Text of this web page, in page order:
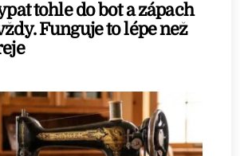
tohle do bot a zápach
Funguje to lépe než